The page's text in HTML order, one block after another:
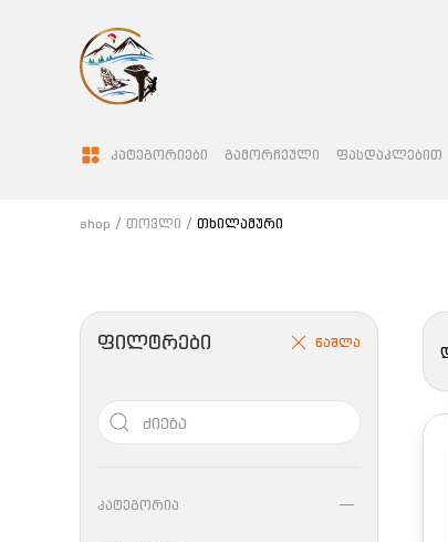
ᲙᲐᲢᲔᲒᲝᲠᲘᲔᲑᲘ ᲒᲐᲛᲝᲠᲩᲔᲣᲚᲘ ᲤᲐᲡᲓᲐᲙᲚᲔᲑᲘᲗ
shop თოვლი თხილამური
ᲤᲘᲚᲢᲠᲔᲑᲘ წაშლა
კატეგორია